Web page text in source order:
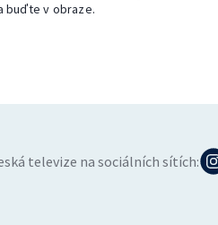
buďte v obraze.
televize na sociálních sítích: